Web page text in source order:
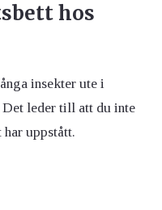
hos
insekter ute i
Det leder till att du inte
uppstått.